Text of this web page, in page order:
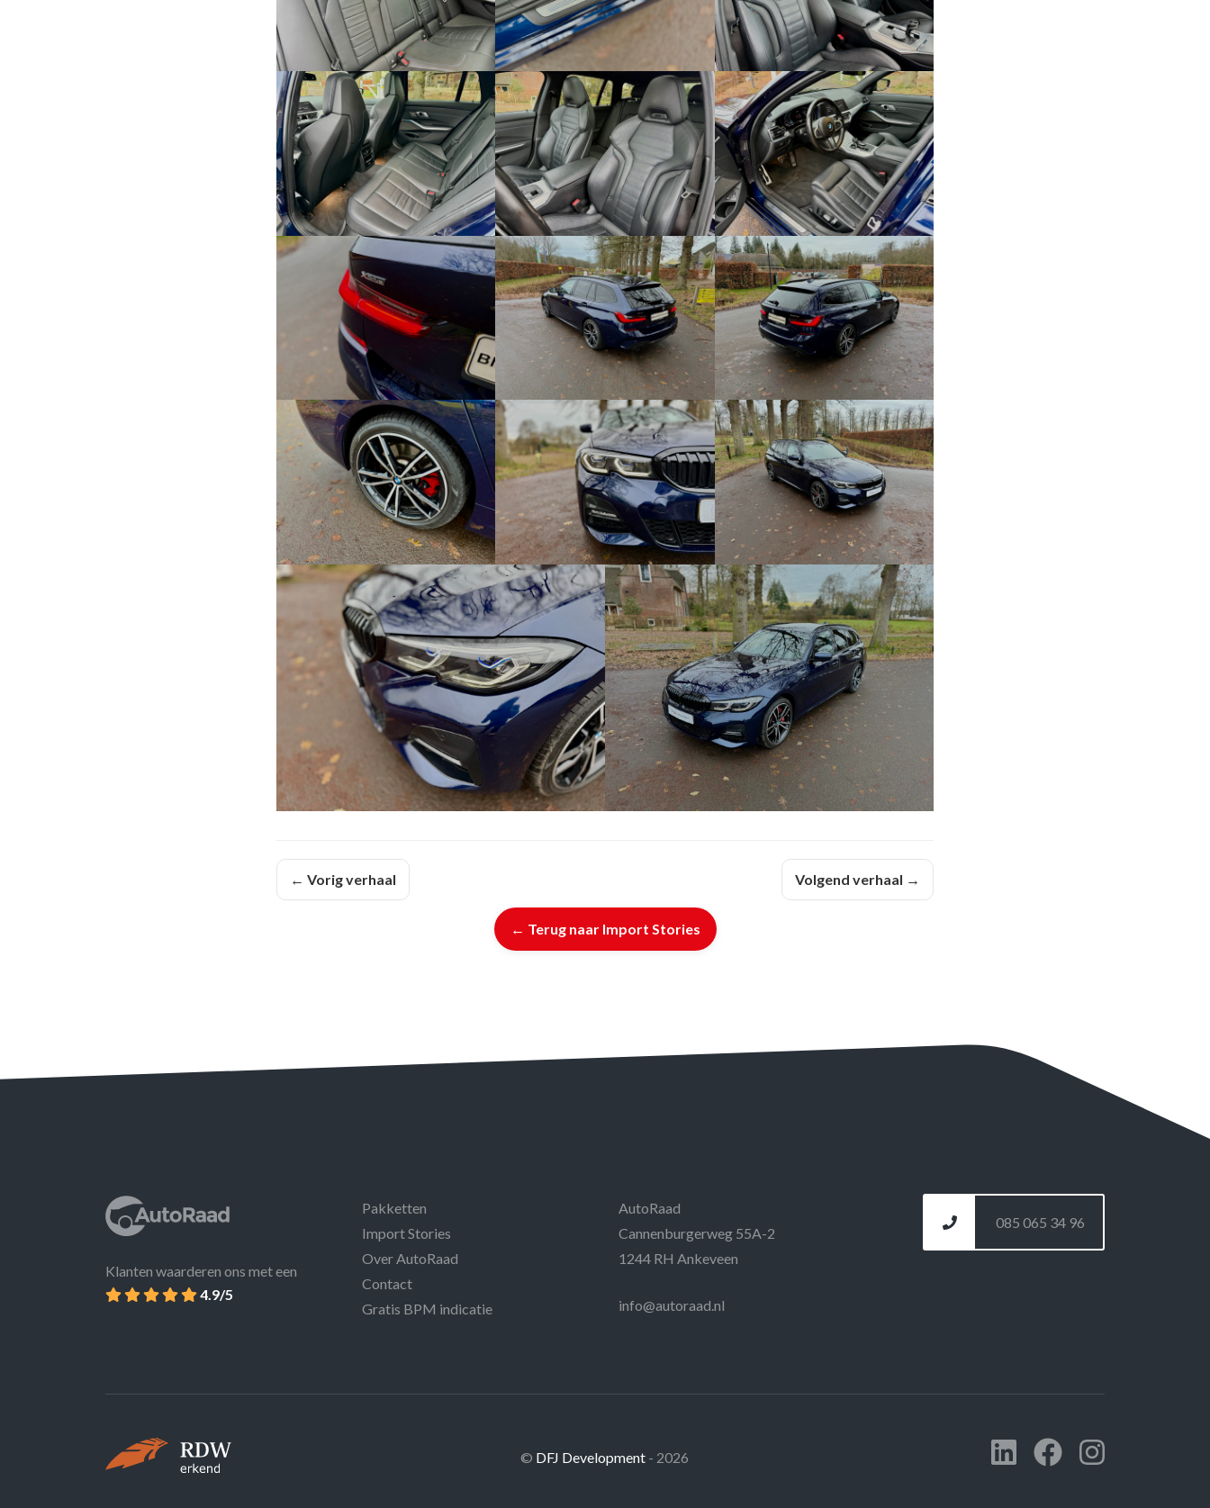
← Vorig verhaal
← Terug naar Import Stories
Volgend verhaal →
Klanten waarderen ons met een
4.9/5
Pakketten
Import Stories
Over AutoRaad
Contact
Gratis BPM indicatie
AutoRaad
Cannenburgerweg 55A-2
1244 RH Ankeveen
info@autoraad.nl
085 065 34 96
© DFJ Development - 2026